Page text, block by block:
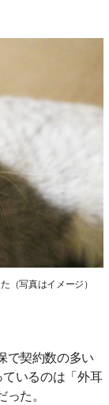
（写真はイメージ）
で契約数の多い
いるのは「外耳
た。